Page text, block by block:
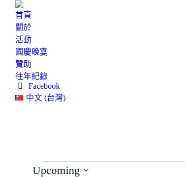
首頁
關於
活動
國慶晚宴
贊助
往年紀錄
Facebook
中文 (台灣)
Events
Upcoming